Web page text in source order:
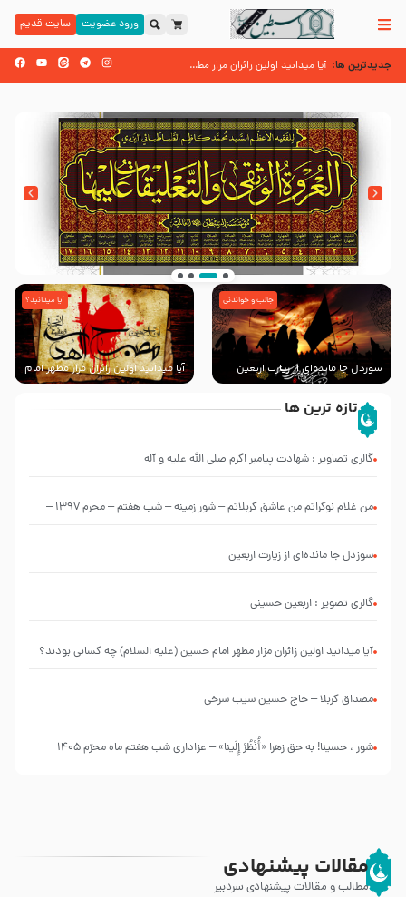
ورود عضویت سایت قدیم
جدیدترین ها: آیا میدانید اولین زائران مزار مطهر امام حسین (علیه السلام) چه کسانی بو
اسنادی کهن دال بر شهرت زیارت اربعین نزد امامیه در قرن ۶ و ۷ هجری زائران اربعین حسینی
انتشار کتاب ” العروة الوثقى و التعليقات عليها”
با طرحی بسیار زیبا و شکیل
سوزدل جا مانده‌ای از زیارت اربعین
جالب و خواندنی
آیا میدانید اولین زائران مزار مطهر امام
حسین (علیه السلام) چه کسانی
آیا میدانید؟
تازه ترین ها
گالری تصاویر : شهادت پیامبر اکرم صلی الله علیه و آله
من غلام نوکراتم من عاشق کربلاتم – شور زمینه – شب هفتم – محرم 1397 –
سوزدل جا مانده‌ای از زیارت اربعین
گالری تصویر : اربعین حسینی
آیا میدانید اولین زائران مزار مطهر امام حسین (علیه السلام) چه کسانی بودند؟
مصداق کربلا – حاج حسین سیب سرخی
شور ، حسینا! به‌ حق زهرا «أُنْظُرْ إِلَینا» – عزاداری شب هفتم ماه محرّم 1405
مقالات پیشنهادی
مطالب و مقالات پیشنهادی سردبیر